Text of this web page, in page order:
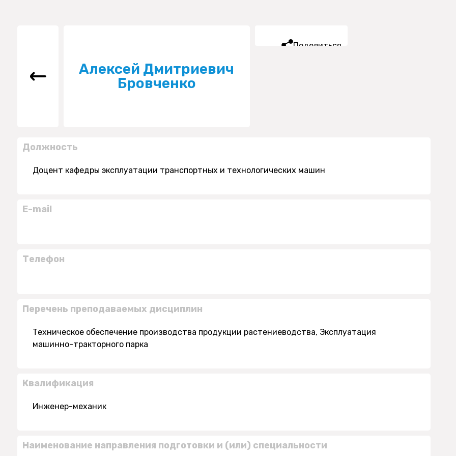
Алексей Дмитриевич
Бровченко
Поделиться
Должность
Доцент кафедры эксплуатации транспортных и технологических машин
E-mail
Телефон
Перечень преподаваемых дисциплин
Техническое обеспечение производства продукции растениеводства, Эксплуатация
машинно-тракторного парка
Квалификация
Инженер-механик
Наименование направления подготовки и (или) специальности